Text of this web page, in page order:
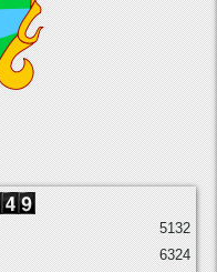
5132
6324